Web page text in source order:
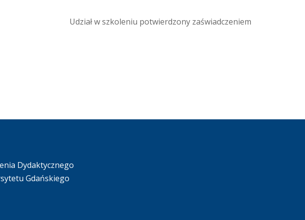
Udział w szkoleniu potwierdzony zaświadczeniem
Dydaktycznego
Gdańskiego